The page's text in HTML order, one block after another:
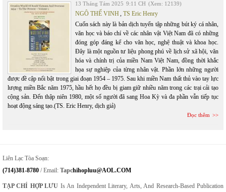
13 Tháng Tám 2025 9:11 CH (Xem: 12139)
NGÔ THẾ VINH, TS Eric Henry
Cuốn sách này là bản dịch tuyển tập những bút ký cá nhân,
văn học và báo chí về các nhân vật Việt Nam đã có những
đóng góp đáng kể cho văn học, nghệ thuật và khoa học.
Đây là một nguồn tư liệu phong phú về lịch sử xã hội, văn
hóa và chính trị của miền Nam Việt Nam, đồng thời khắc
họa sự nghiệp của từng nhân vật. Phần lớn những người
được đề cập nổi bật trong giai đoạn 1954 – 1975. Sau khi miền Nam thất thủ vào tay lực
lượng miền Bắc năm 1975, hầu hết họ đều bị giam giữ nhiều năm trong các trại cải tạo
cộng sản. Đến thập niên 1980, một số người đã sang Hoa Kỳ và đa phần vẫn tiếp tục
hoạt động sáng tạo.(TS. Eric Henry, dịch giả)
Đọc thêm
Liên Lạc Tòa Soạn:
(714)381-8780 / Email: TapcHihopluu@AOL.COM
TẠP CHÍ HỢP LƯU Is An Independent Literary, Arts, And Research-Based Publication